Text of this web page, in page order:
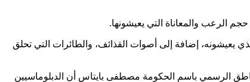
الرعب والمعاناة التي يعيشونها.
يعيشونه، إضافة إلى أصوات القذائف، والطائرات التي تحلق
الرسمي باسم الحكومة مصطفى بايتاس أن الدبلوماسيين